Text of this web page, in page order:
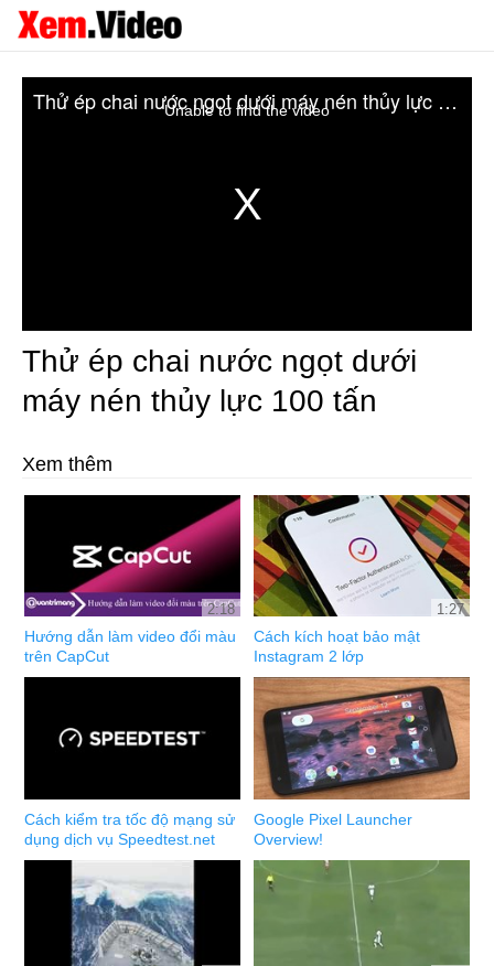
Unable to find the video Thử ép chai nước ngọt dưới máy nén thủy lực 100 tấn
Thử ép chai nước ngọt dưới
máy nén thủy lực 100 tấn
Xem thêm
2:18
Hướng dẫn làm video đổi màu
trên CapCut
1:27
Cách kích hoạt bảo mật
Instagram 2 lớp
Cách kiểm tra tốc độ mạng sử
dụng dịch vụ Speedtest.net
Google Pixel Launcher
Overview!